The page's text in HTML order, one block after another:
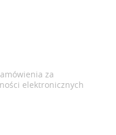
za
elektronicznych